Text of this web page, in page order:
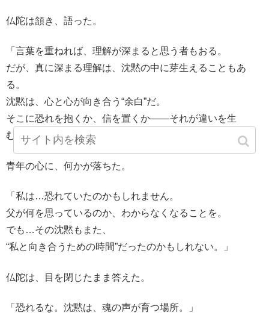
仏陀は頷き、語った。
「言葉を重ねれば、理解が深まると思う者もおる。
だが、真に深まる理解は、沈黙の中に芽生えることもあ
る。
沈黙は、心と心が向き合う“余白”だ。
そこに恐れを抱くか、信を置くか――それが違いを生
む。」
青年の心に、何かが落ちた。
「私は…恐れていたのかもしれません。
父が何を思っているのか、わからなくなることを。
でも…その沈黙もまた、
“私と向き合うための時間”だったのかもしれない。」
仏陀は、目を閉じたまま答えた。
「恐れるな。沈黙は、魂の声が育つ場所。」